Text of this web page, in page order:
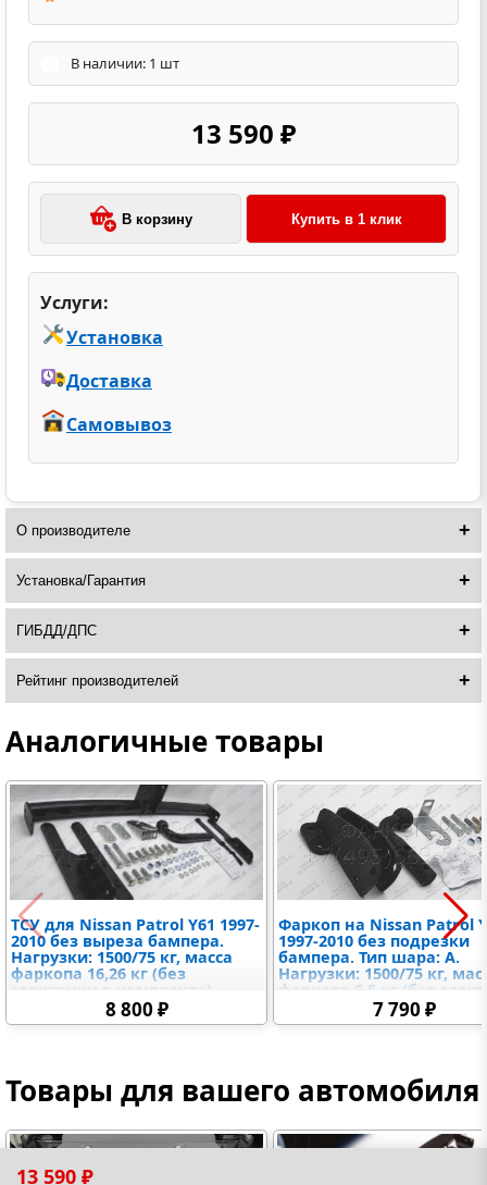
В наличии: 1 шт
13 590 ₽
В корзину Купить в 1 клик
Услуги:
Установка
Доставка
Самовывоз
О производителе
Установка/Гарантия
ГИБДД/ДПС
Рейтинг производителей
13 590 ₽
Аналогичные товары
ТСУ для Nissan Patrol Y61 1997-
2010 без выреза бампера.
Нагрузки: 1500/75 кг, масса
фаркопа 16,26 кг (без
электрики в комплекте)
8 800 ₽
Фаркоп на Nissan Patrol
1997-2010 без подрезки
бампера. Тип шара: A.
Нагрузки: 1500/75 кг,
фаркопа 6,5 кг (без
в комплекте)7 790 ₽
Товары для вашего автомобиля